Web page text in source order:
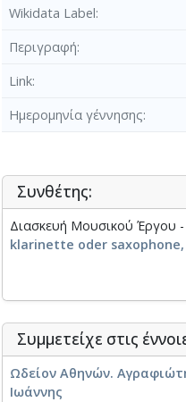
Wikidata Label
Περιγραφή
Link
Ημερομηνία γέννησης
Συνθέτης:
Διασκευή Μουσικού Έργου -
klarinette oder
Συμμετείχε στις
Ωδείον Αθηνών.
Ιωάννης